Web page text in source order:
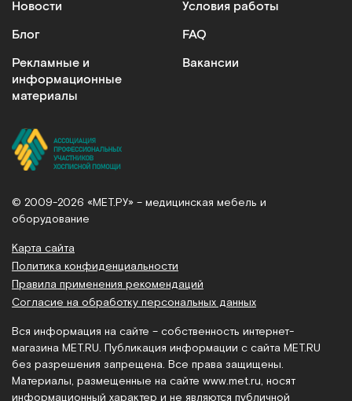
Новости
Блог
Рекламные и
информационные
материалы
Условия работы
FAQ
Вакансии
© 2009-2026 «МЕТ.РУ» – медицинская мебель и
оборудование
Карта сайта
Политика конфиденциальности
Правила применения рекомендаций
Согласие на обработку персональных данных
Вся информация на сайте – собственность интернет-
магазина MET.RU. Публикация информации с сайта MET.RU
без разрешения запрещена. Все права защищены.
Материалы, размещенные на сайте www.met.ru, носят
информационный характер и не являются публичной